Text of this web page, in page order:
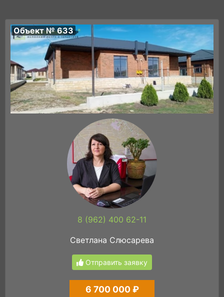
Объект № 633
8 (962) 400 62-11
Светлана Слюсарева
Отправить заявку
6 700 000 ₽